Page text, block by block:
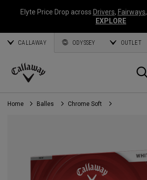
Elyte Price Drop across Drivers, Fairways,
EXPLORE
CALLAWAY ODYSSEY OUTLET
Callaway
Golf
Home Balles Chrome Soft